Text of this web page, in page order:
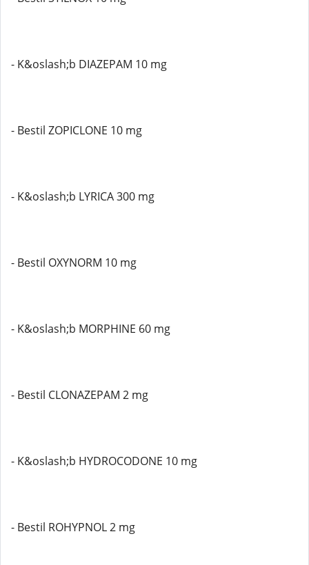
- K&oslash;b DIAZEPAM 10 mg
- Bestil ZOPICLONE 10 mg
- K&oslash;b LYRICA 300 mg
- Bestil OXYNORM 10 mg
- K&oslash;b MORPHINE 60 mg
- Bestil CLONAZEPAM 2 mg
- K&oslash;b HYDROCODONE 10 mg
- Bestil ROHYPNOL 2 mg